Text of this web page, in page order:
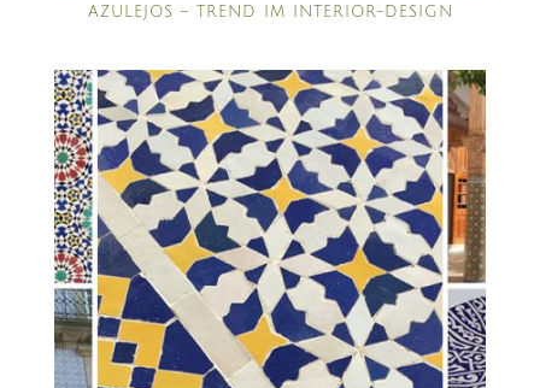
AZULEJOS – TREND IM INTERIOR-DESIGN